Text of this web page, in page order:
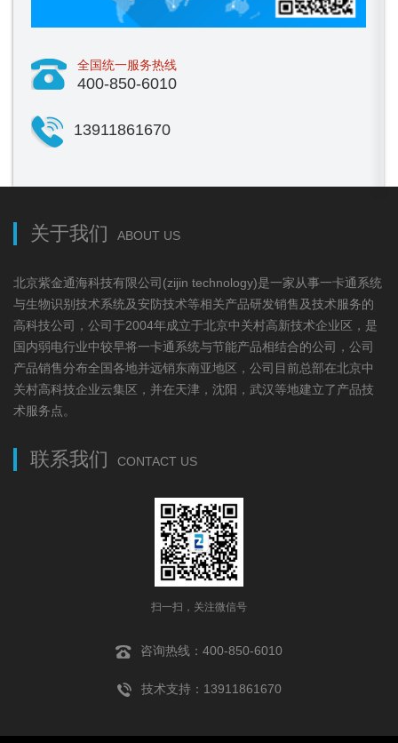
全国统一服务热线
400-850-6010
13911861670
关于我们 ABOUT US
北京紫金通海科技有限公司(zijin technology)是一家从事一卡通系统
与生物识别技术系统及安防技术等相关产品研发销售及技术服务的
高科技公司，公司于2004年成立于北京中关村高新技术企业区，是
国内弱电行业中较早将一卡通系统与节能产品相结合的公司，公司
产品销售分布全国各地并远销东南亚地区，公司目前总部在北京中
关村高科技企业云集区，并在天津，沈阳，武汉等地建立了产品技
术服务点。
联系我们 CONTACT US
扫一扫，关注微信号
咨询热线：400-850-6010
技术支持：13911861670